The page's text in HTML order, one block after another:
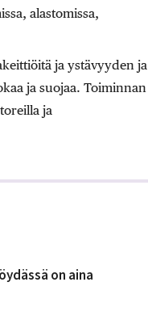
alastomissa,
ja ystävyyden ja
ja suojaa. Toiminnan
ja
on aina